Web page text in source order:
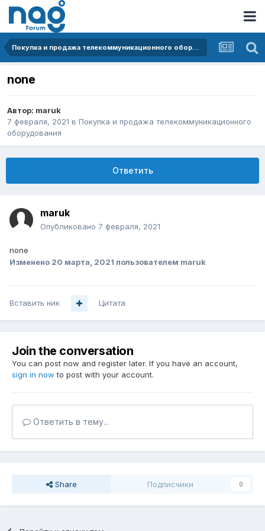
Покупка и продажа телекоммуникационного оборудования
none
Автор: maruk
7 февраля, 2021 в Покупка и продажа телекоммуникационного
оборудования
Ответить
maruk
Опубликовано 7 февраля, 2021
none
Изменено 20 марта, 2021 пользователем maruk
Вставить ник Цитата
Join the conversation
You can post now and register later. If you have an account,
sign in now to post with your account.
Ответить в тему...
Share Подписчики 0